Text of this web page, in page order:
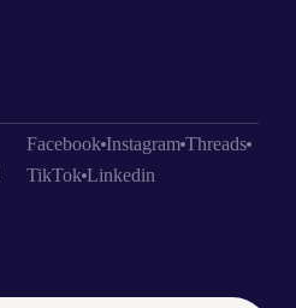
Facebook Instagram Threads
TikTok Linkedin